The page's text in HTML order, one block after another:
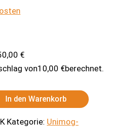
€
von10,00 €berechnet.
In den Warenkorb
Kategorie: Unimog-